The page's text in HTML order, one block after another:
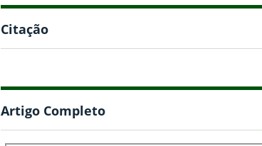
Citação
Artigo Completo